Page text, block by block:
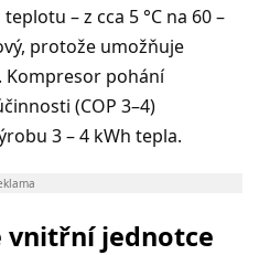
teplotu –z cca 5 °C na 60 –
protože umožňuje
Kompresor pohání
(COP 3–4)
3 – 4 kWh tepla.
vnitřní jednotce